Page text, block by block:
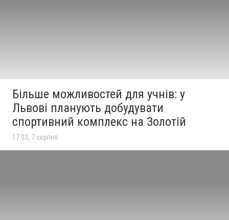
Більше можливостей для учнів: у
Львові планують добудувати
спортивний комплекс на Золотій
17:03, 7 серпня